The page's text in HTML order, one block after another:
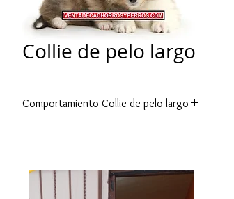
Collie de pelo largo
Comportamiento Collie de pelo largo
usa toda una gama de trucos
gestuales y posturales para dar a